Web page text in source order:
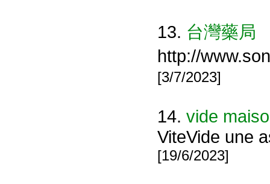
13. 台灣藥局
http://
[3/7/2023]
14. vide
ViteVide une
[19/6/2023]